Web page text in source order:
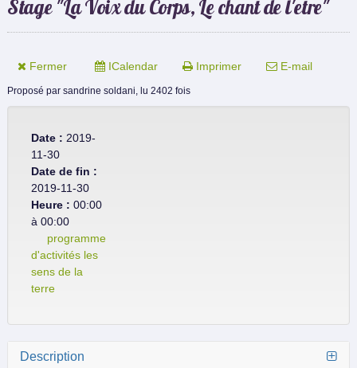
Stage "La Voix du Corps, Le chant de l'etre"
Fermer ICalendar Imprimer E-mail
Proposé par sandrine soldani, lu 2402 fois
Date : 2019-
11-30
Date de fin :
2019-11-30
Heure : 00:00
à 00:00
programme
d'activités les
sens de la
terre
Description